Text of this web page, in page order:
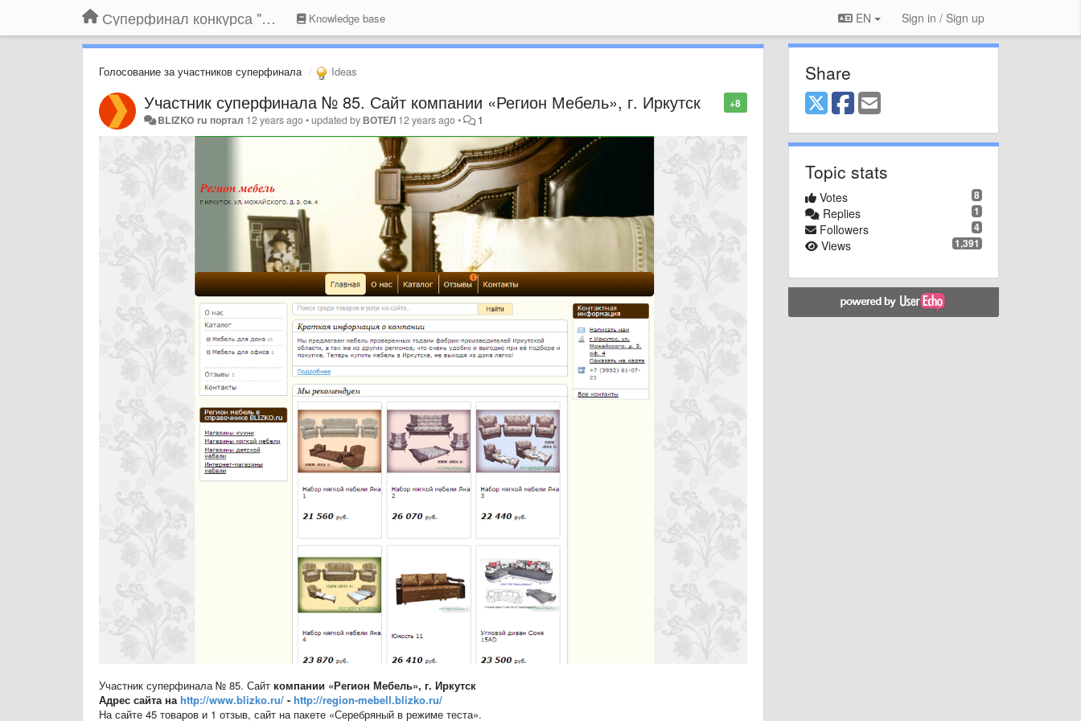
Суперфинал конкурса "Компания года-2014" на BLIZKO.ru Knowledge base EN Sign in / Sign up
Голосование за участников суперфинала Ideas
+8
Участник суперфинала № 85. Сайт компании «Регион Мебель», г. Иркутск
BLIZKO ru портал 12 years ago•updated byВОТЕЛ 12 years ago• 1
Участник суперфинала № 85. Сайт компании «Регион Мебель», г. Иркутск
Адрес сайта на http://www.blizko.ru/ - http://region-mebell.blizko.ru/
На сайте 45 товаров и 1 отзыв, сайт на пакете «Серебряный в режиме теста».
Share
Topic stats
8
Votes
1
Replies
4
Followers
1,391
Views